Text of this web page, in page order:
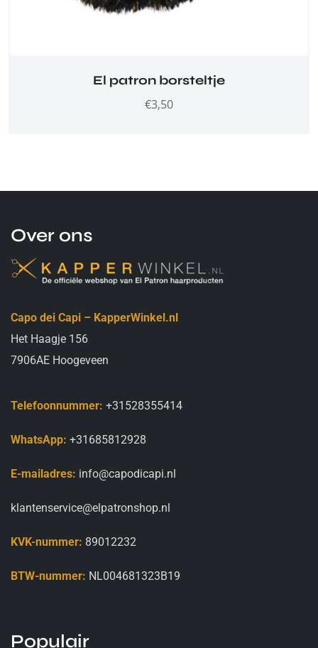
El patron borsteltje
€3,50
Over ons
Capo dei Capi – KapperWinkel.nl
Het Haagje 156
7906AE Hoogeveen
Telefoonnummer: +31528355414
WhatsApp: +31685812928
E-mailadres: info@capodicapi.nl
klantenservice@elpatronshop.nl
KVK-nummer: 89012232
BTW-nummer: NL004681323B19
Populair